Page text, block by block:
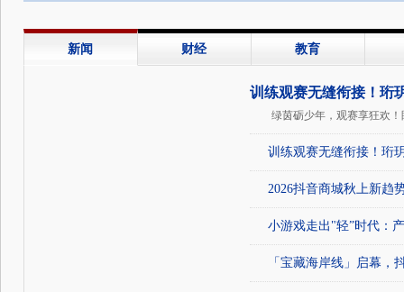
新闻 财经 教育
训练观赛无缝衔接！珩
赛事第二现场
绿茵砺少年，观赛享狂欢
训练观赛无缝衔接！珩
2026抖音商城秋上新趋
小游戏走出"轻”时代：
「宝藏海岸线」启幕，